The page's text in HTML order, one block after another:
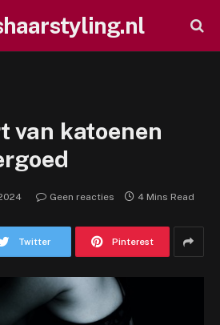
van katoenen
Geen reacties 4 Mins Read
Twitter Pinterest